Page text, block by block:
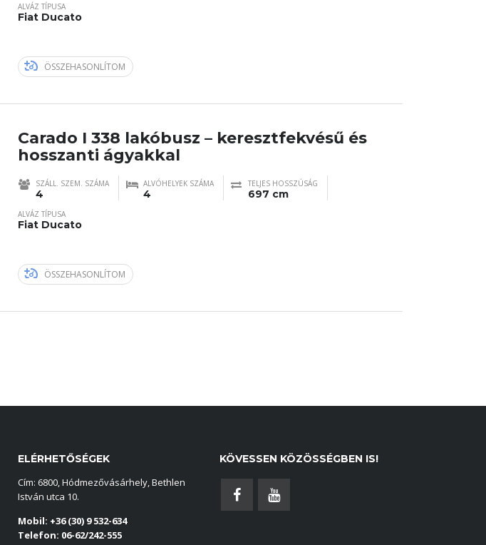
ALVÁZ TÍPUSA
Fiat Ducato
ÖSSZEHASONLÍTOM
Carado I 338 lakóbusz – keresztfekvésű és
hosszanti ágyakkal
SZÁLL. SZEM. SZÁMA
4
ALVÓHELYEK SZÁMA
4
TELJES HOSSZÚSÁG
697 cm
ALVÁZ TÍPUSA
Fiat Ducato
ÖSSZEHASONLÍTOM
ELÉRHETŐSÉGEK
Cím: 6800, Hódmezővásárhely, Bethlen
István utca 10.
Mobil: +36 (30) 9 532-634
Telefon: 06-62/242-555
KÖVESSEN KÖZÖSSÉGBEN IS!